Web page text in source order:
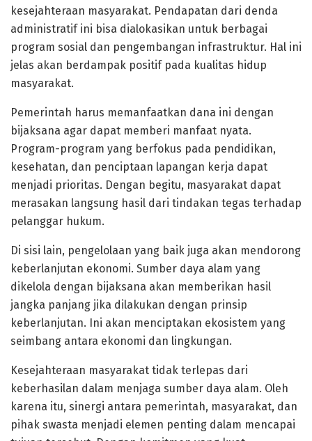
kesejahteraan masyarakat. Pendapatan dari denda
administratif ini bisa dialokasikan untuk berbagai
program sosial dan pengembangan infrastruktur. Hal ini
jelas akan berdampak positif pada kualitas hidup
masyarakat.
Pemerintah harus memanfaatkan dana ini dengan
bijaksana agar dapat memberi manfaat nyata.
Program-program yang berfokus pada pendidikan,
kesehatan, dan penciptaan lapangan kerja dapat
menjadi prioritas. Dengan begitu, masyarakat dapat
merasakan langsung hasil dari tindakan tegas terhadap
pelanggar hukum.
Di sisi lain, pengelolaan yang baik juga akan mendorong
keberlanjutan ekonomi. Sumber daya alam yang
dikelola dengan bijaksana akan memberikan hasil
jangka panjang jika dilakukan dengan prinsip
keberlanjutan. Ini akan menciptakan ekosistem yang
seimbang antara ekonomi dan lingkungan.
Kesejahteraan masyarakat tidak terlepas dari
keberhasilan dalam menjaga sumber daya alam. Oleh
karena itu, sinergi antara pemerintah, masyarakat, dan
pihak swasta menjadi elemen penting dalam mencapai